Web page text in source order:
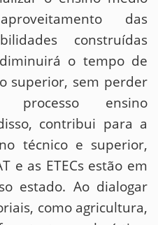
das
construídas
o tempo de
superior, sem perder
ensino
contribui para a
técnico e superior,
e as ETECs estão em
estado. Ao dialogar
como agricultura,